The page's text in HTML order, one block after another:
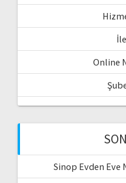
Online
Sinop Evden Eve